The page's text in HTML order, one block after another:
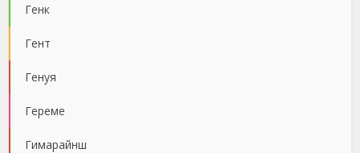
Генк
Гент
Генуя
Гереме
Гимарайнш